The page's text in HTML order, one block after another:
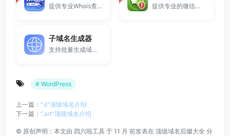
提供专业Whois查询与域名信息查询服务，支持查询域名注册信息、注册商、到期时间及DNS记录，适用于域名检测、SEO分析及站长工具使用。 提供专业的微信拦截检测、QQ拦截检测、域名被墙检测服务，一键查询网站是否被封、被拦截或被限制访问。
子域名生成器
支持批量生成域名与泛解析子域名，适用于站群部署、SEO测试与开发环境使用。
# WordPress
上一篇： “.il”顶级域名介绍
下一篇： “.art”顶级域名介绍
© 原创声明：本文由 四六啦工具 于 11 月 前发表在 顶级域名后缀大全 分